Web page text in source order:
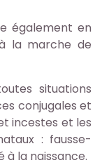
également en
la marche de
situations
conjugales et
incestes et les
: fausse-
à la naissance.